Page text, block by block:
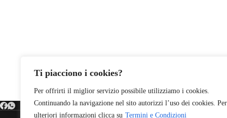
Ti piacciono i cookies?
Per offrirti il miglior servizio possibile utilizziamo i cookies.
Continuando la navigazione nel sito autorizzi l’uso dei cookies. Per
ulteriori informazioni clicca su Termini e Condizioni